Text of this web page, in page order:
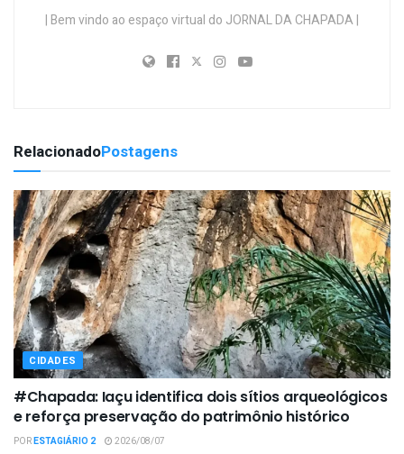
| Bem vindo ao espaço virtual do JORNAL DA CHAPADA |
RelacionadoPostagens
CIDADES
#Chapada: Iaçu identifica dois sítios arqueológicos
e reforça preservação do patrimônio histórico
PORESTAGIÁRIO 2 2026/08/07